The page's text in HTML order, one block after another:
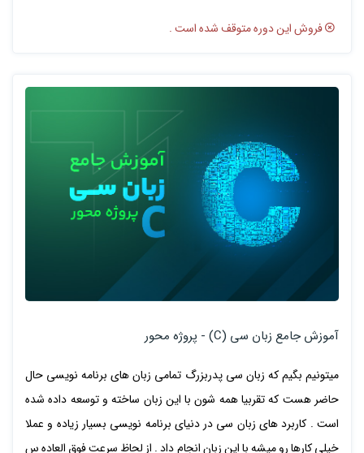
فروش این دوره متوقف شده است .
آموزش جامع زبان سی (C) - پروژه محور
میتونیم بگیم که زبان سی پدربزرگ تمامی زبان های برنامه نویسی حال
حاضر هست که تقربیا همه شون با این زبان ساخته و توسعه داده شده
است . کاربرد های زبان سی در دنیای برنامه نویسی بسیار زیاده و عملا
خیلی کارها رو میشه با این زبان انجام داد . از لحاظ سرعت فوق العاده س